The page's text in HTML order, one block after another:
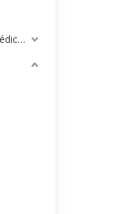
Producto de imágenes médicas